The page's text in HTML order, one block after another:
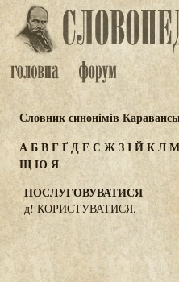
Словник синонімів
АБВГҐДЕЄ ЖЗІЙКЛМ
ЩЮ Я
ПОСЛУГОВУВАТИСЯ
д! КОРИСТУВАТИСЯ.